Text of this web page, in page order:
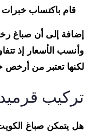
قام باكتساب خبرات
إلى أن صباغ رخيص
الأسعار إذ
تعتبر من أرخص
قرميد
يتمكن صباغ الكويت من